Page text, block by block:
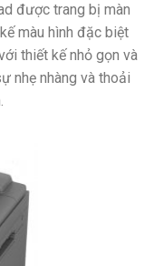
được trang bị màn
màu hình đặc biệt
thiết kế nhỏ gọn và
nhẹ nhàng và thoải